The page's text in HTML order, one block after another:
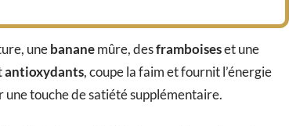
unebananemûre, desframboiseset une
antioxydants, coupe la faim et fournit l’énergie
une touche de satiété supplémentaire.